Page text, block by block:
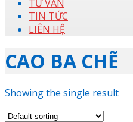
TƯ VẤN
TIN TỨC
LIÊN HỆ
CAO BA CHẼ
Showing the single result